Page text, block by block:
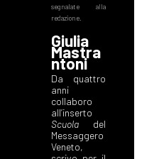
Giulia
Mastra
ntoni
Da quattro
anni
collaboro
all’inserto
Scuola del
Messaggero
Veneto,